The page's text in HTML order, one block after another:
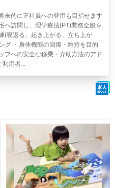
来的に正社員への登用も目指せます
へ訪問し、理学療法(PT)業務全般を
(寝返る、起き上がる、立ち上が
グ ・身体機能の回復・維持を目的
フへの安全な移乗・介助方法のアド
利用者...